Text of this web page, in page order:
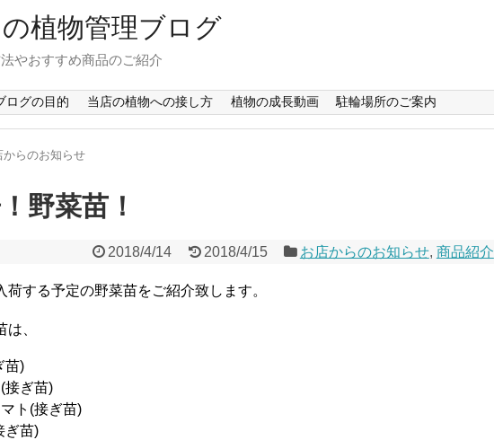
植物管理ブログ
やおすすめ商品のご紹介
ログの目的 当店の植物への接し方 植物の成長動画 駐輪場所のご案内
からのお知らせ
野菜苗！
2018/4/14 2018/4/15 お店からのお知らせ, 商品紹介
荷する予定の野菜苗をご紹介致します。
、
苗)
接ぎ苗)
ト(接ぎ苗)
ぎ苗)